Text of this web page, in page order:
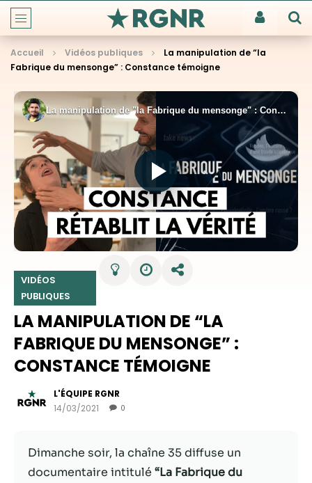
Accueil Vidéos publiques
La manipulation de “la
Fabrique du mensonge” : Constance témoigne
VIDÉOS
PUBLIQUES
LA MANIPULATION DE “LA
FABRIQUE DU MENSONGE” :
CONSTANCE TÉMOIGNE
L'ÉQUIPE RGNR
14/03/2021
0
Dimanche soir, la chaîne 35 diffuse un
documentaire intitulé “La Fabrique du